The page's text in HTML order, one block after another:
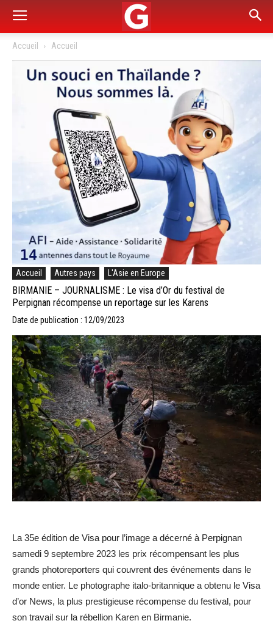
Accueil Accueil
Accueil Autres pays L'Asie en Europe
BIRMANIE – JOURNALISME : Le visa d’Or du festival de
Perpignan récompense un reportage sur les Karens
Date de publication : 12/09/2023
La 35e édition de Visa pour l’image a décerné à Perpignan
samedi 9 septembre 2023 les prix récompensant les plus
grands photoreporters qui couvrent des événements dans le
monde entier. Le photographe italo-britannique a obtenu le Visa
d’or News, la plus prestigieuse récompense du festival, pour
son travail sur la rébellion Karen en Birmanie.